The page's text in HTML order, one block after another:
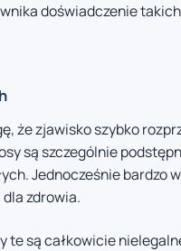
doświadczenie
że zjawisko szybko
są szczególnie
Jednocześnie
zdrowia.
te są całkowicie